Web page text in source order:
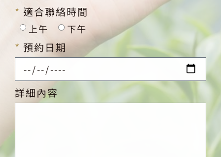
適合聯絡時間
上午 下午
預約日期
詳細內容